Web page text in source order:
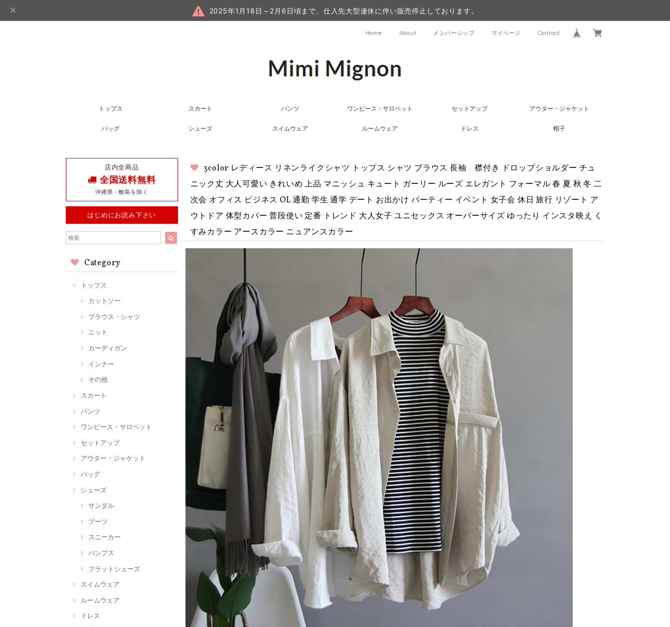
2025年1月18日～2月6日頃まで、仕入先大型連休に伴い販売停止しております。
Home About メンバーシップ マイページ Contact
トップス スカート パンツ ワンピース・サロペット セットアップ アウター・ジャケット
バッグ シューズ スイムウェア ルームウェア ドレス 帽子
店内全商品
全国送料無料
沖縄県・離島を除く
はじめにお読み下さい
Category
トップス
カットソー
ブラウス・シャツ
ニット
カーディガン
インナー
その他
スカート
パンツ
ワンピース・サロペット
セットアップ
アウター・ジャケット
バッグ
シューズ
サンダル
ブーツ
スニーカー
パンプス
フラットシューズ
スイムウェア
ルームウェア
ドレス
3color レディース リネンライクシャツ トップス シャツ ブラウス 長袖 襟付き ドロップショルダー チュ
ニック丈 大人可愛い きれいめ 上品 マニッシュ キュート ガーリー ルーズ エレガント フォーマル 春 夏 秋 冬 二
次会 オフィス ビジネス OL 通勤 学生 通学 デート お出かけ パーティー イベント 女子会 休日 旅行 リゾート ア
ウトドア 体型カバー 普段使い 定番 トレンド 大人女子 ユニセックス オーバーサイズ ゆったり インスタ映え く
すみカラー アースカラー ニュアンスカラー